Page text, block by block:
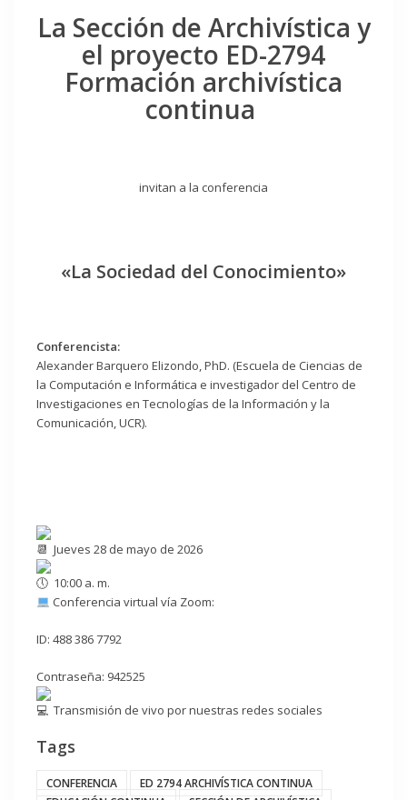
La Sección de Archivística y
el proyecto ED-2794
Formación archivística
continua
invitan a la conferencia
«La Sociedad del Conocimiento»
Conferencista:
Alexander Barquero Elizondo, PhD. (Escuela de Ciencias de
la Computación e Informática e investigador del Centro de
Investigaciones en Tecnologías de la Información y la
Comunicación, UCR).
Jueves 28 de mayo de 2026
10:00 a. m.
Conferencia virtual vía Zoom:
ID: 488 386 7792
Contraseña: 942525
Transmisión de vivo por nuestras redes sociales
Tags
CONFERENCIA
ED 2794 ARCHIVÍSTICA CONTINUA